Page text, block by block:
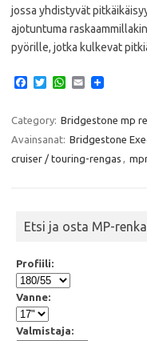
jossa yhdistyvät
ajotuntuma
pyörille, jotka kulkevat
e
b
o
o
T
t
e
r
W
t
s
A
p
E
i
l
Category: Bridgestone mp
Avainsanat: Bridgestone
cruiser / touring-rengas ,
Etsi ja osta MP-
Profiili:
Vanne:
Valmistaja: